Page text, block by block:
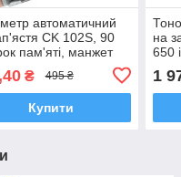
автоматичний
CK 102S, 90
пам'яті, манжет
₴ 495 ₴
Купити
на
650
1